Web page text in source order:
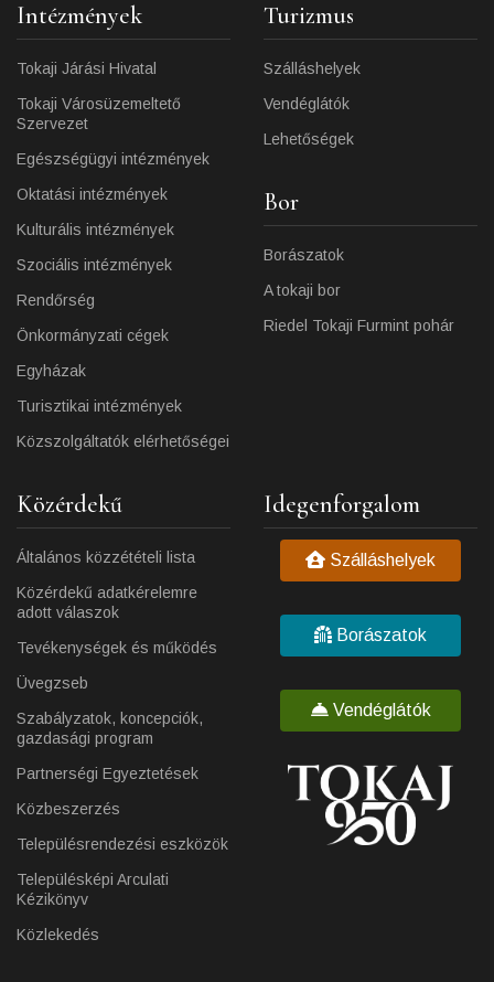
Intézmények
Tokaji Járási Hivatal
Tokaji Városüzemeltető
Szervezet
Egészségügyi intézmények
Oktatási intézmények
Kulturális intézmények
Szociális intézmények
Rendőrség
Önkormányzati cégek
Egyházak
Turisztikai intézmények
Közszolgáltatók elérhetőségei
Turizmus
Szálláshelyek
Vendéglátók
Lehetőségek
Bor
Borászatok
A tokaji bor
Riedel Tokaji Furmint pohár
Közérdekű
Általános közzétételi lista
Közérdekű adatkérelemre
adott válaszok
Tevékenységek és működés
Üvegzseb
Szabályzatok, koncepciók,
gazdasági program
Partnerségi Egyeztetések
Közbeszerzés
Településrendezési eszközök
Településképi Arculati
Kézikönyv
Közlekedés
Idegenforgalom
Szálláshelyek
Borászatok
Vendéglátók